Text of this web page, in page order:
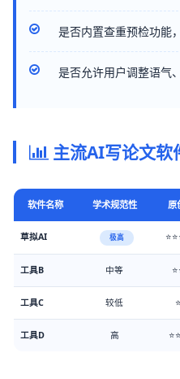
是否内置查重预检功能
是否允许用户调整语气
主流AI写论文软
软件名称 学术规范性 原
草拟AI 极高
工具B 中等
工具C 较低
工具D 高